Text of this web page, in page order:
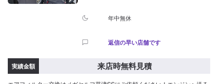
年中無休
返信の早い店舗です
実績金額 来店時無料見積